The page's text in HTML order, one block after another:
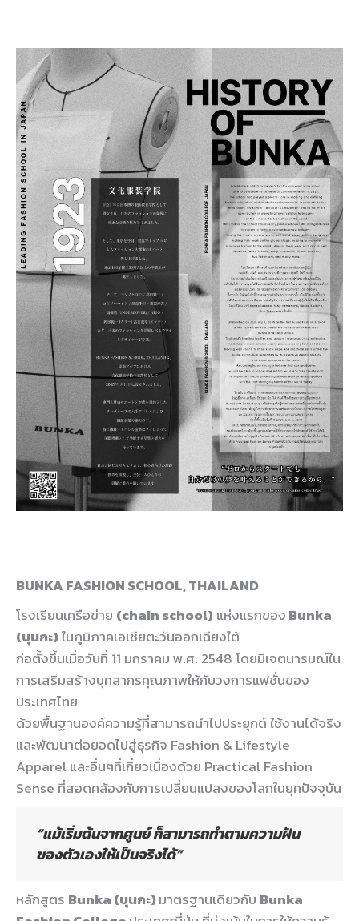
BUNKA FASHION SCHOOL, THAILAND
โรงเรียนเครือข่าย (chain school)แห่งแรกของBunka
(บุนกะ)ในภูมิภาคเอเชียตะวันออกเฉียงใต้
ก่อตั้งขึ้นเมื่อวันที่ 11 มกราคม พ.ศ. 2548 โดยมีเจตนารมณ์ใน
การเสริมสร้างบุคลากรคุณภาพให้กับวงการแฟชั่นของ
ประเทศไทย
ด้วยพื้นฐานองค์ความรู้ที่สามารถนำไปประยุกต์ ใช้งานได้จริง
และพัฒนาต่อยอดไปสู่ธุรกิจ Fashion & Lifestyle
Apparel และอื่นๆที่เกี่ยวเนื่องด้วย Practical Fashion
Sense ที่สอดคล้องกับการเปลี่ยนแปลงของโลกในยุคปัจจุบัน
“แม้เริ่มต้นจากศูนย์ ก็สามารถทำตามความฝัน
ของตัวเองให้เป็นจริงได้”
หลักสูตร Bunka (บุนกะ)มาตรฐานเดียวกับ Bunka